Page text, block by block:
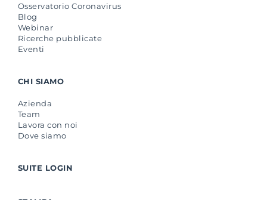
Osservatorio Coronavirus
Blog
Webinar
Ricerche pubblicate
Eventi
CHI SIAMO
Azienda
Team
Lavora con noi
Dove siamo
SUITE LOGIN